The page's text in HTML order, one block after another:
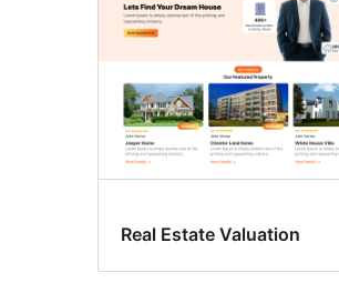
Real Estate Valuation